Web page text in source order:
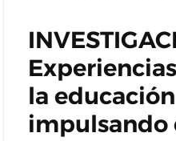
la
impulsando